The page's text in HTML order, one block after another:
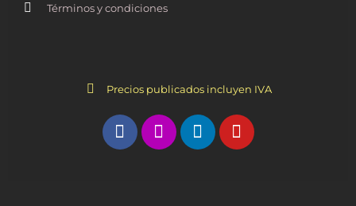
Términos y condiciones
Precios publicados incluyen IVA